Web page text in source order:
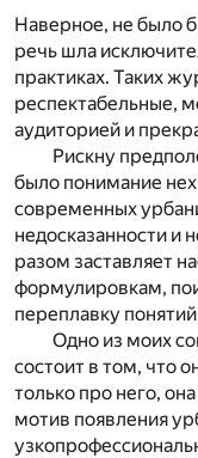
Наверное, не было
речь шла
практиках. Таких
респектабельные,
аудиторией и
Рискну
было понимание
современных
недосказанности и
разом заставляет
формулировкам,
переплавку
Одно из моих
состоит в том, что
только про него,
мотив появления